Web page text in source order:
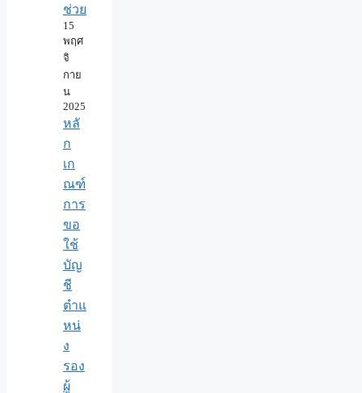
ช่วย
15
พฤศ
จิ
กาย
น
2025
หลั
ก
เก
ณฑ์
การ
ขอ
ใช้
บัญ
ชี
ตำแ
หน่
ง
รอง
ผู้